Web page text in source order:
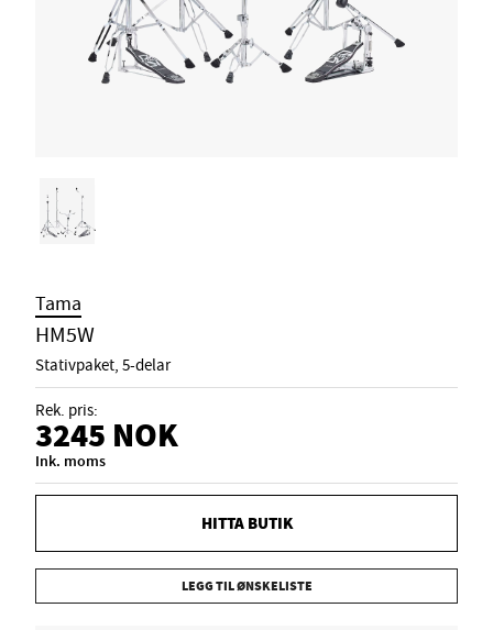
Tama
HM5W
Stativpaket, 5-delar
Rek. pris:
3245 NOK
Ink. moms
HITTA BUTIK
LEGG TIL ØNSKELISTE